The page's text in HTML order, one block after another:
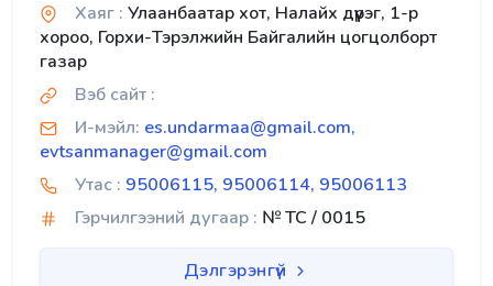
Хаяг : Улаанбаатар хот, Налайх дүүрэг, 1-р
хороо, Горхи-Тэрэлжийн Байгалийн цогцолборт
газар
Вэб сайт :
И-мэйл: es.undarmaa@gmail.com,
evtsanmanager@gmail.com
Утас : 95006115, 95006114, 95006113
Гэрчилгээний дугаар : № TC / 0015
Дэлгэрэнгүй